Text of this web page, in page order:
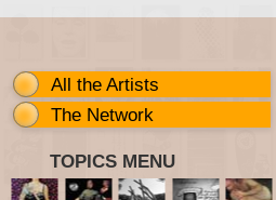
All the Artists
The Network
TOPICS MENU